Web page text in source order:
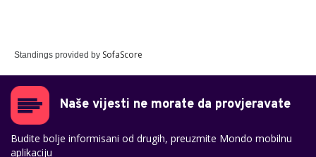
Standings provided by SofaScore
Naše vijesti ne morate da provjeravate
Budite bolje informisani od drugih, preuzmite Mondo mobilnu
aplikaciju